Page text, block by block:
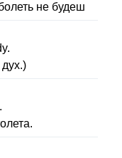
не будеш
.
.